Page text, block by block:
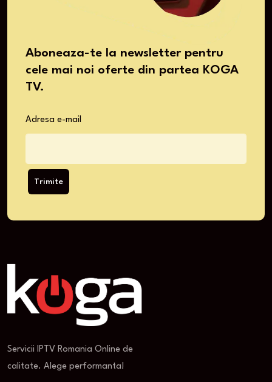
Aboneaza-te la newsletter pentru
cele mai noi oferte din partea KOGA
TV.
Adresa e-mail
Trimite
Servicii IPTV Romania Online de
calitate. Alege performanta!